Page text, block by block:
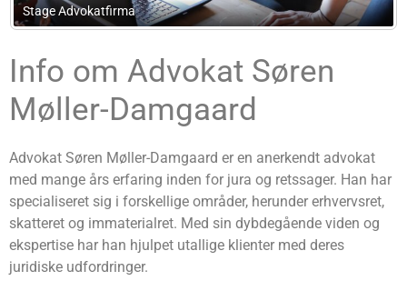
Advokat Lis Daugaard
Info om Advokat Søren
Møller-Damgaard
Advokat Søren Møller-Damgaard er en anerkendt advokat
med mange års erfaring inden for jura og retssager. Han har
specialiseret sig i forskellige områder, herunder erhvervsret,
skatteret og immaterialret. Med sin dybdegående viden og
ekspertise har han hjulpet utallige klienter med deres
juridiske udfordringer.